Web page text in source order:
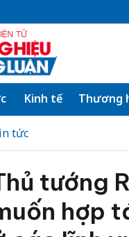
Kinh tế Thương
tức
tướng
hợp